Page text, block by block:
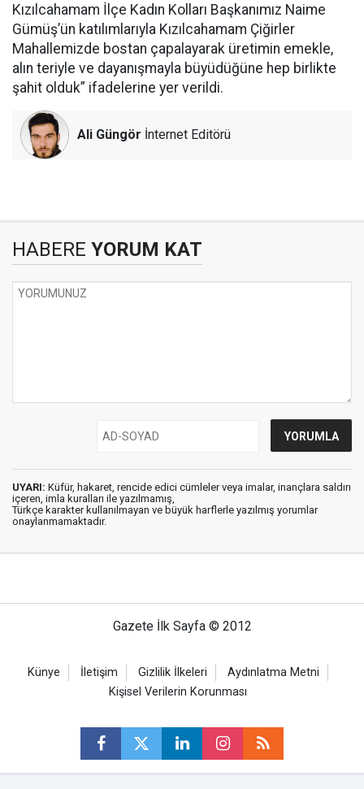
Kızılcahamam İlçe Kadın Kolları Başkanımız Naime
Gümüş’ün katılımlarıyla Kızılcahamam Çiğirler
Mahallemizde bostan çapalayarak üretimin emekle,
alın teriyle ve dayanışmayla büyüdüğüne hep birlikte
şahit olduk” ifadelerine yer verildi.
Ali Güngör İnternet Editörü
HABERE YORUM KAT
UYARI: Küfür, hakaret, rencide edici cümleler veya imalar, inançlara saldırı
içeren, imla kuralları ile yazılmamış,
Türkçe karakter kullanılmayan ve büyük harflerle yazılmış yorumlar
onaylanmamaktadır.
Gazete İlk Sayfa © 2012
Künye İletişim Gizlilik İlkeleri
Aydınlatma Metni
Kişisel Verilerin Korunması